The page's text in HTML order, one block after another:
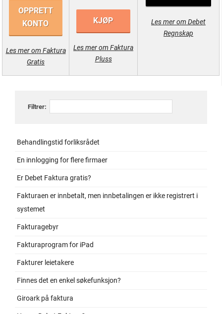
OPPRETT
KONTO
Les mer om Faktura
Gratis
KJØP
Les mer om Faktura
Pluss
Les mer om Debet
Regnskap
Filtrer:
Behandlingstid forliksrådet
En innlogging for flere firmaer
Er Debet Faktura gratis?
Fakturaen er innbetalt, men innbetalingen er ikke registrert i
systemet
Fakturagebyr
Fakturaprogram for iPad
Fakturer leietakere
Finnes det en enkel søkefunksjon?
Giroark på faktura